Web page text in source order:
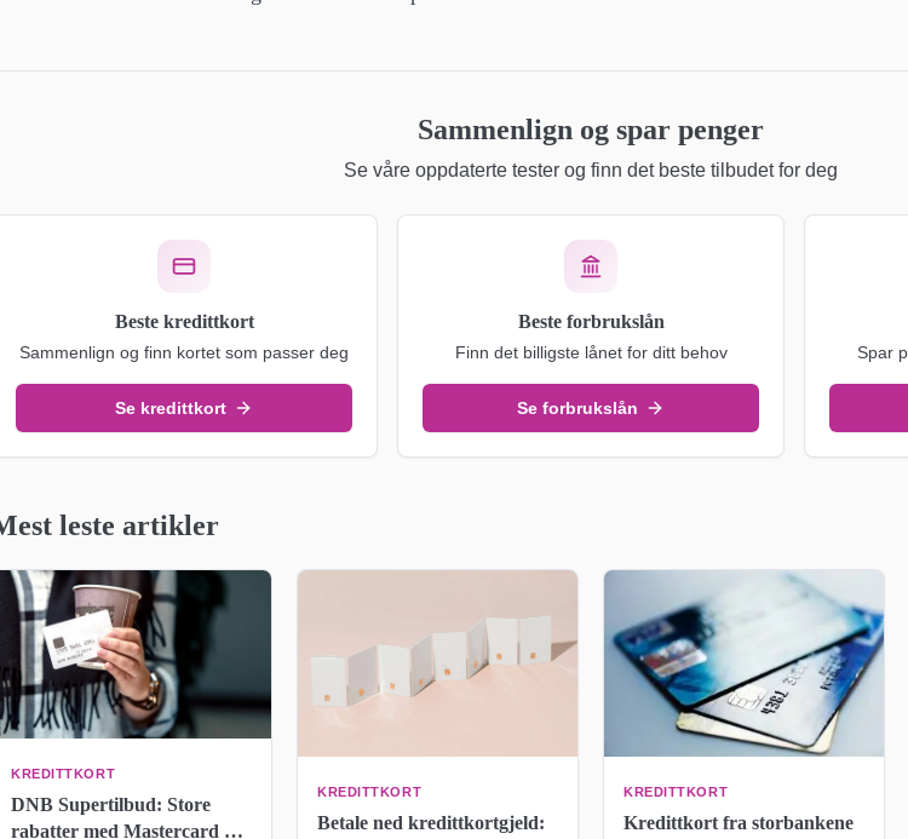
Sammenlign og spar penger
Se våre oppdaterte tester og finn det beste tilbudet for deg
Beste kredittkort
Sammenlign og finn kortet som passer deg
Se kredittkort
Beste forbrukslån
Finn det billigste lånet for ditt behov
Se forbrukslån
Spar
leste artikler
KREDITTKORT
DNB Supertilbud: Store
rabatter med Mastercard –
KREDITTKORT
Betale ned kredittkortgjeld:
KREDITTKORT
Kredittkort fra storbankene